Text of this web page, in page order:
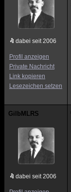
dabei seit 2006
Profil anzeigen
Private Nachricht
Link kopieren
Lesezeichen setzen
GilbMLRS
dabei seit 2006